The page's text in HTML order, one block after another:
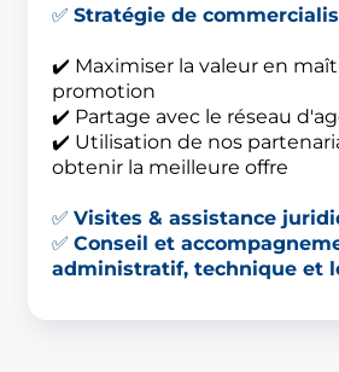
✅ Stratégie de
✔️ Maximiser la valeur en
promotion
✔️ Partage avec le réseau
✔️ Utilisation de nos
obtenir la meilleure offre
✅ Visites & assistance
✅ Conseil et
administratif, technique et